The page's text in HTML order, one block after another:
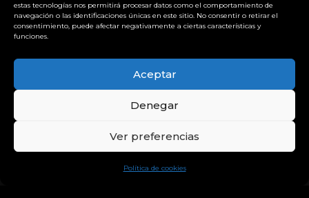
estas tecnologías nos permitirá procesar datos como el comportamiento de
navegación o las identificaciones únicas en este sitio. No consentir o retirar el
consentimiento, puede afectar negativamente a ciertas características y
funciones.
Aceptar
Denegar
Ver preferencias
Política de cookies
Horario de atención
Política de Privacidad|Aviso Legal